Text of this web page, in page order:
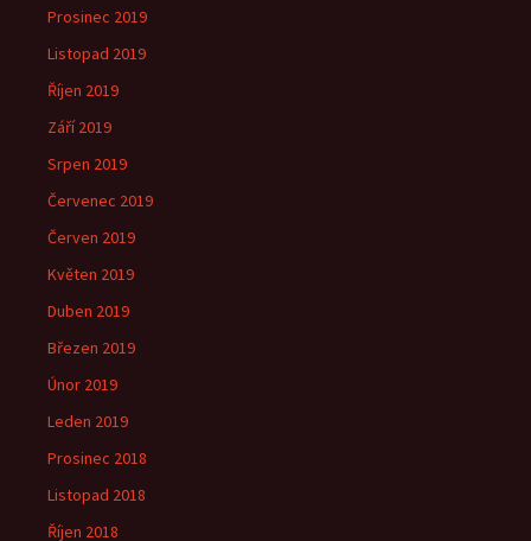
Prosinec 2019
Listopad 2019
Říjen 2019
Září 2019
Srpen 2019
Červenec 2019
Červen 2019
Květen 2019
Duben 2019
Březen 2019
Únor 2019
Leden 2019
Prosinec 2018
Listopad 2018
Říjen 2018